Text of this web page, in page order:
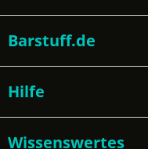
Barstuff.de
Hilfe
Wissenswertes